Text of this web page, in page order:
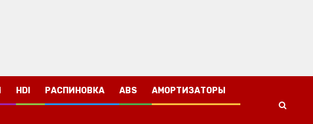
HDI РАСПИНОВКА ABS АМОРТИЗАТОРЫ